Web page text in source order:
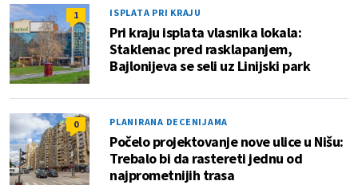
1 ISPLATA PRI KRAJU
Pri kraju isplata vlasnika lokala:
Staklenac pred rasklapanjem,
Bajlonijeva se seli uz Linijski park
0 PLANIRANA DECENIJAMA
Počelo projektovanje nove ulice u Nišu:
Trebalo bi da rastereti jednu od
najprometnijih trasa